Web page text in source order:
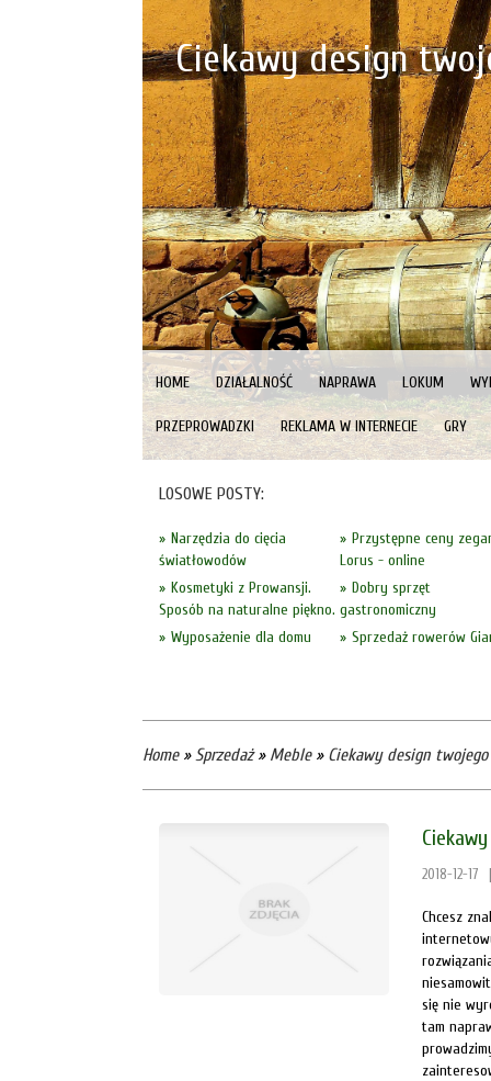
HOME DZIAŁALNOŚĆ NAPRAWA LOKUM
PRZEPROWADZKI REKLAMA W INTERNECIE GRY
Ciekawy design
LOSOWE POSTY:
Przystępne ceny
Lorus - online
Narzędzia do cięcia
światłowodów
Dobry sprzęt
gastronomiczny
Kosmetyki z Prowansji.
Sposób na naturalne piękno.
Sprzedaż rowerów
Wyposażenie dla domu
Home» Sprzedaż» Meble» Ciekawy design
2018-12-17
Chcesz
się nie
tam